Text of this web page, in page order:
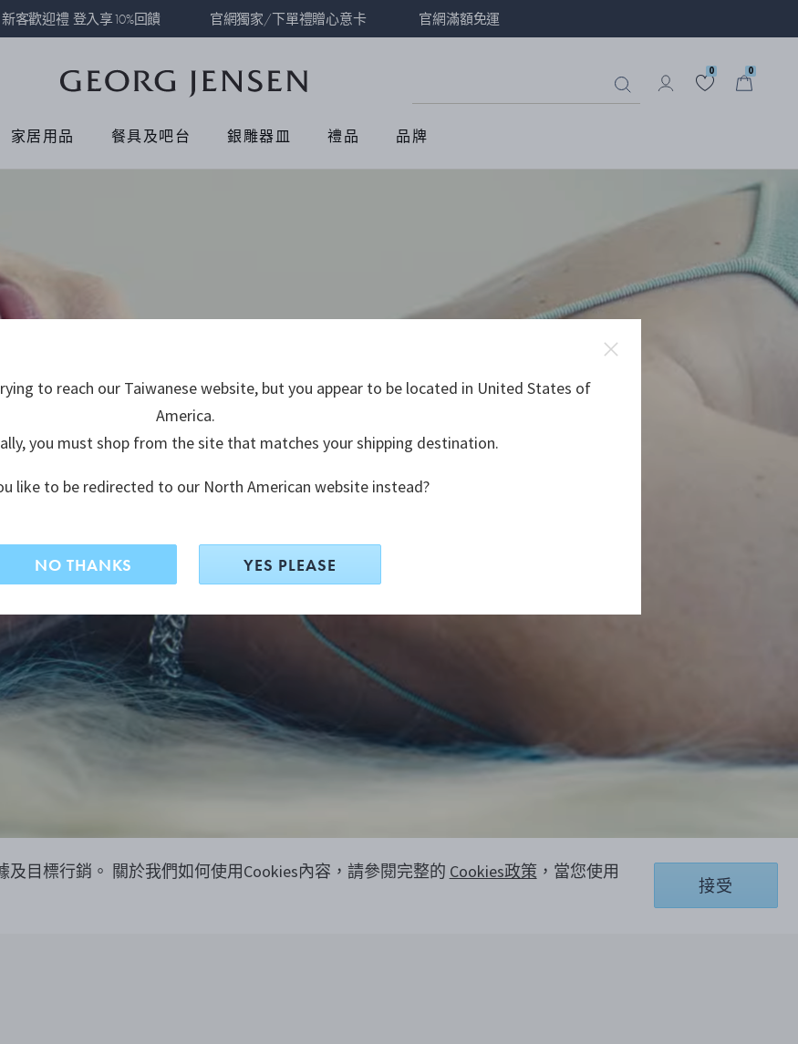
新客歡迎禮 登入享10%回饋 官網獨家/下單禮贈心意卡 官網滿額免運
0 0
家居用品 餐具及吧台 銀雕器皿 禮品 品牌
及目標行銷。 關於我們如何使用Cookies內容，請參閱完整的 Cookies政策，當您使用
接受
to reach our Taiwanese website, but you appear to be located in United States of
America.
you must shop from the site that matches your shipping destination.
like to be redirected to our North American website instead?
NO THANKS YES PLEASE